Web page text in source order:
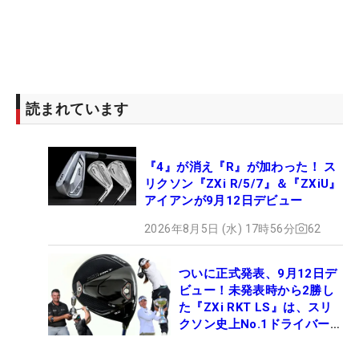
読まれています
『4』が消え『R』が加わった！ ス
リクソン『ZXi R/5/7』＆『ZXiU』
アイアンが9月12日デビュー
2026年8月5日 (水) 17時56分 62
ついに正式発表、9月12日デ
ビュー！未発表時から2勝し
た『ZXi RKT LS』は、スリ
クソン史上No.1ドライバー!?